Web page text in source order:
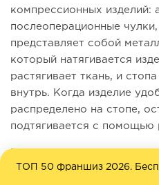
компрессионных изделий:
послеоперационные
представляет собой
который натягивается
растягивает ткань, и
внутрь. Когда изделие
распределено на стопе,
подтягивается с помощью
которая не
ТОП 50 франшиз 2026.